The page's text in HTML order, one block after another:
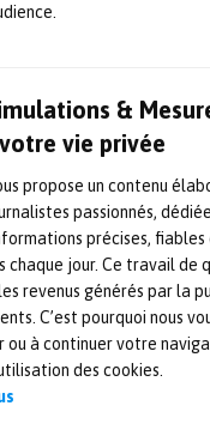
&
vie privée
propose un contenu
passionnés,
précises, fiables
chaque jour. Ce travail de
revenus générés par la
C’est pourquoi nous
ou à continuer votre
des cookies.
immédiat de
orbitale. Beaucoup de
étalonnage périodique de
orbitale. Le processus
hors site dans un centre
ou nécessitant des
par la location
permet de
en des lieux isolés
pétrolières, les centrales
qui ne peuvent pas
vers et à partir de
portable M200 est conçue
axée sur la promotion